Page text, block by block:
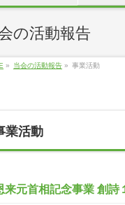
の活動報告
» 当会の活動報告 » 事業活動
業活動
来元首相記念事業 創